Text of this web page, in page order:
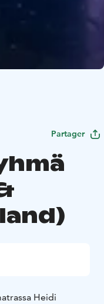
Partager
Heidi